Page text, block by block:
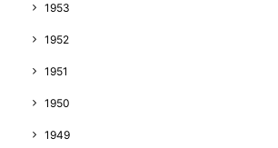
1953
1952
1951
1950
1949